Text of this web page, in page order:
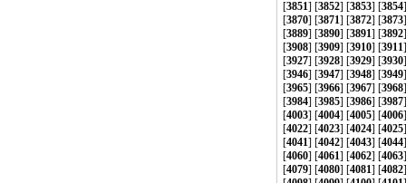
[3851] [3852] [3853] [3854
[3870] [3871] [3872] [3873
[3889] [3890] [3891] [3892
[3908] [3909] [3910] [3911
[3927] [3928] [3929] [3930
[3946] [3947] [3948] [3949
[3965] [3966] [3967] [3968
[3984] [3985] [3986] [3987
[4003] [4004] [4005] [4006
[4022] [4023] [4024] [4025
[4041] [4042] [4043] [4044
[4060] [4061] [4062] [4063
[4079] [4080] [4081] [4082